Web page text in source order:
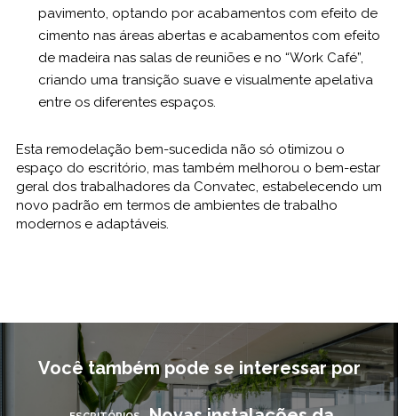
pavimento, optando por acabamentos com efeito de
cimento nas áreas abertas e acabamentos com efeito
de madeira nas salas de reuniões e no “Work Café”,
criando uma transição suave e visualmente apelativa
entre os diferentes espaços.
Esta remodelação bem-sucedida não só otimizou o
espaço do escritório, mas também melhorou o bem-estar
geral dos trabalhadores da Convatec, estabelecendo um
novo padrão em termos de ambientes de trabalho
modernos e adaptáveis.
Você também pode se interessar por